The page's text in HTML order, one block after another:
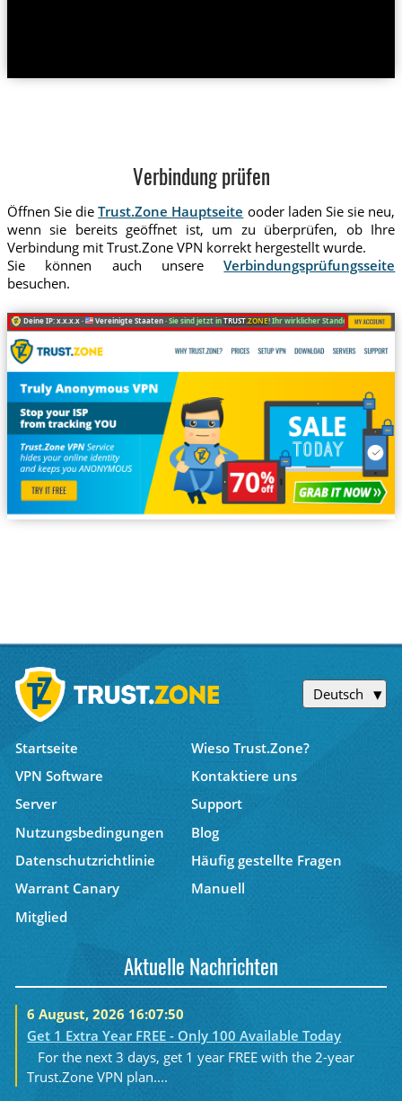
Verbindung prüfen
Öffnen Sie dieTrust.Zone Hauptseite ooder laden Sie sie neu,
wenn sie bereits geöffnet ist, um zu überprüfen, ob Ihre
Verbindung mit Trust.Zone VPN korrekt hergestellt wurde.
Sie können auch unsereVerbindungsprüfungsseite
besuchen.
Deine IP: x.x.x.x · Vereinigte Staaten ·Sie sind jetzt inTRUST.ZONE! Ihr wirklicher Standort ist
Deutsch
Startseite
Wieso Trust.Zone?
VPN Software
Kontaktiere uns
Server
Support
Nutzungsbedingungen
Blog
Datenschutzrichtlinie
Häufig gestellte Fragen
Warrant Canary
Manuell
Mitglied
Aktuelle Nachrichten
6 August, 2026 16:07:50
Get 1 Extra Year FREE - Only 100 Available Today
For the next 3 days, get 1 year FREE with the 2-year
Trust.Zone VPN plan....